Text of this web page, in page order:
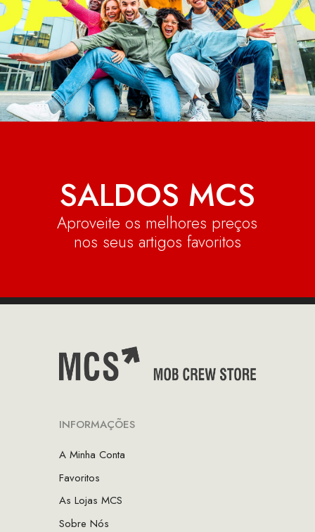
SALDOS MCS
Aproveite os melhores preços
nos seus artigos favoritos
INFORMAÇÕES
A Minha Conta
Favoritos
As Lojas MCS
Sobre Nós